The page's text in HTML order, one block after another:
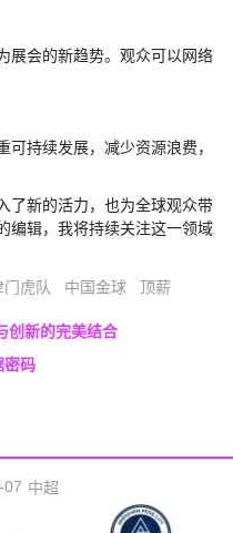
展会的新趋势。观众可以网络
持续发展，减少资源浪费，
了新的活力，也为全球观众带
编辑，我将持续关注这一领域
门虎队 中国金球 顶薪
创新的完美结合
密码
07 中超